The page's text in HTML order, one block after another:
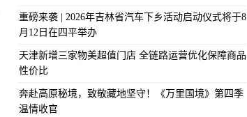
重磅来袭 | 2026年吉林省汽车下乡活动启动仪式将于8
月12日在四平举办
天津新增三家物美超值门店 全链路运营优化保障商品
性价比
奔赴高原秘境，致敬藏地坚守！《万里国境》第四季
温情收官